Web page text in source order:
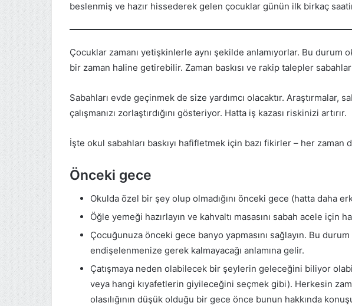
beslenmiş ve hazır hissederek gelen çocuklar günün ilk birkaç
Çocuklar zamanı yetişkinlerle aynı şekilde anlamıyorlar. Bu durum
bir zaman haline getirebilir. Zaman baskısı ve rakip talepler
Sabahları evde geçinmek de size yardımcı olacaktır. Araştırmalar,
çalışmanızı zorlaştırdığını gösteriyor. Hatta iş kazası riskinizi artırır.
İşte okul sabahları baskıyı hafifletmek için bazı fikirler – her zaman
Önceki gece
Okulda özel bir şey olup olmadığını önceki gece (hatta daha
Öğle yemeği hazırlayın ve kahvaltı masasını sabah acele için
Çocuğunuza önceki gece banyo yapmasını sağlayın. Bu
endişelenmenize gerek kalmayacağı anlamına gelir.
Çatışmaya neden olabilecek bir şeylerin geleceğini biliyor
veya hangi kıyafetlerin giyileceğini seçmek gibi). Herkesin
olasılığının düşük olduğu bir gece önce bunun hakkında